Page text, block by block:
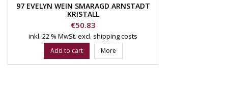
97 EVELYN WEIN SMARAGD ARNSTADT
KRISTALL
Price
€50.83
inkl. 22 % MwSt. excl. shipping costs
Add to cart More